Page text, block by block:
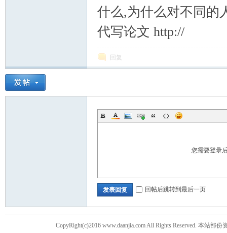
什么,为什么对不同的
代写论文 http://
回复
您需要登录
发表回复 回帖后跳转到最后一页
CopyRight(c)2016 www.daanjia.com All Rights Reserved. 本站